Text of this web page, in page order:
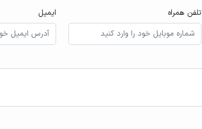
تلفن همراه ایمیل